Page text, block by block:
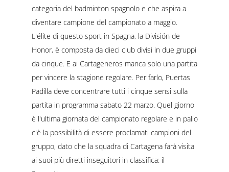
categoria del badminton spagnolo e che aspira a
diventare campione del campionato a maggio.
L'élite di questo sport in Spagna, la División de
Honor, è composta da dieci club divisi in due gruppi
da cinque. E ai Cartageneros manca solo una partita
per vincere la stagione regolare. Per farlo, Puertas
Padilla deve concentrare tutti i cinque sensi sulla
partita in programma sabato 22 marzo. Quel giorno
è l'ultima giornata del campionato regolare e in palio
c'è la possibilità di essere proclamati campioni del
gruppo, dato che la squadra di Cartagena farà visita
ai suoi più diretti inseguitori in classifica: il